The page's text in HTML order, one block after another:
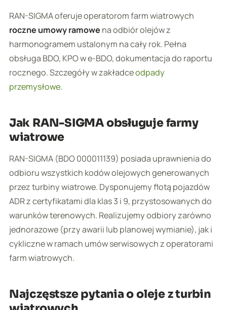
RAN-SIGMA oferuje operatorom farm wiatrowych
roczne umowy ramowe na odbiór olejów z
harmonogramem ustalonym na cały rok. Pełna
obsługa BDO, KPO w e-BDO, dokumentacja do raportu
rocznego. Szczegóły w zakładceodpady
przemysłowe.
Jak RAN-SIGMA obsługuje farmy
wiatrowe
RAN-SIGMA (BDO 000011139) posiada uprawnienia do
odbioru wszystkich kodów olejowych generowanych
przez turbiny wiatrowe. Dysponujemy flotą pojazdów
ADR z certyfikatami dla klas 3 i 9, przystosowanych do
warunków terenowych. Realizujemy odbiory zarówno
jednorazowe (przy awarii lub planowej wymianie), jak i
cykliczne w ramach umów serwisowych z operatorami
farm wiatrowych.
Najczęstsze pytania o oleje z turbin